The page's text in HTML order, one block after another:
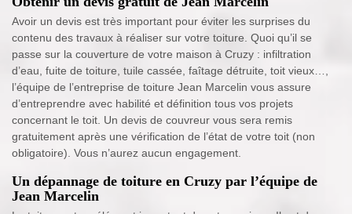
Avoir un devis est très important pour éviter les surprises du
contenu des travaux à réaliser sur votre toiture. Quoi qu’il se
passe sur la couverture de votre maison à Cruzy : infiltration
d’eau, fuite de toiture, tuile cassée, faîtage détruite, toit vieux…,
l’équipe de l’entreprise de toiture Jean Marcelin vous assure
d’entreprendre avec habilité et définition tous vos projets
concernant le toit. Un devis de couvreur vous sera remis
gratuitement après une vérification de l’état de votre toit (non
obligatoire). Vous n’aurez aucun engagement.
Un dépannage de toiture en Cruzy par l’équipe de
Jean Marcelin